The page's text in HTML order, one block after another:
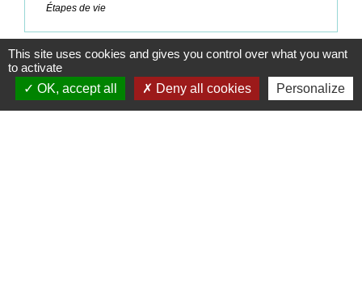
Étapes de vie
Pour en savoir plus
open_in_new
This site uses cookies and gives you control over what you want
to activate
OK, accept all
Deny all cookies Personalize